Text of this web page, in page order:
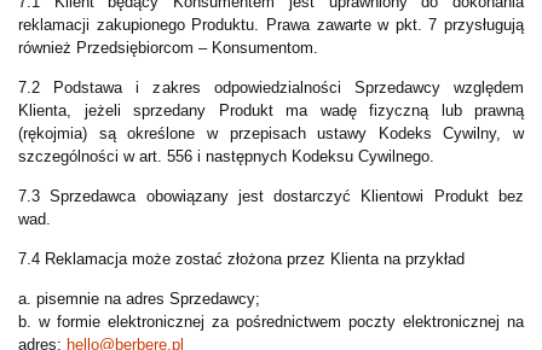
reklamacji zakupionego Produktu. Prawa zawarte w pkt. 7 przysługują
również Przedsiębiorcom – Konsumentom.
7.2 Podstawa i zakres odpowiedzialności Sprzedawcy względem
Klienta, jeżeli sprzedany Produkt ma wadę fizyczną lub prawną
(rękojmia) są określone w przepisach ustawy Kodeks Cywilny, w
szczególności w art. 556 i następnych Kodeksu Cywilnego.
7.3 Sprzedawca obowiązany jest dostarczyć Klientowi Produkt bez
wad.
7.4 Reklamacja może zostać złożona przez Klienta na przykład
a. pisemnie na adres Sprzedawcy;
b. w formie elektronicznej za pośrednictwem poczty elektronicznej na
adres: hello@berbere.pl